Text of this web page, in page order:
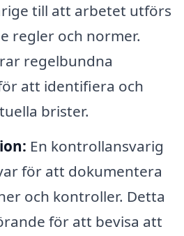
till att arbetet utförs
regler och normer.
regelbundna
att identifiera och
brister.
En kontrollansvarig
för att dokumentera
och kontroller. Detta
för att bevisa att